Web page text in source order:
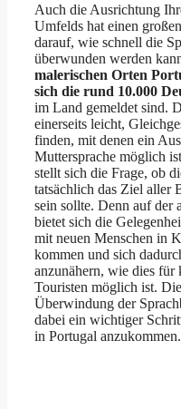
Auch die Ausrichtung
Umfelds hat einen
darauf, wie schnell die
überwunden werden
malerischen Orten
sich die rund 10.000
im Land gemeldet sind.
einerseits leicht,
finden, mit denen ein
Muttersprache möglich
stellt sich die Frage, ob
tatsächlich das Ziel aller
sein sollte. Denn auf der
bietet sich die
mit neuen Menschen in
kommen und sich
anzunähern, wie dies für
Touristen möglich ist. Die
Überwindung der
dabei ein wichtiger
in Portugal anzukommen.